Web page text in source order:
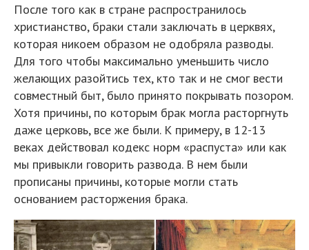
После того как в стране распространилось
христианство, браки стали заключать в церквях,
которая никоем образом не одобряла разводы.
Для того чтобы максимально уменьшить число
желающих разойтись тех, кто так и не смог вести
совместный быт, было принято покрывать позором.
Хотя причины, по которым брак могла расторгнуть
даже церковь, все же были. К примеру, в 12-13
веках действовал кодекс норм «распуста» или как
мы привыкли говорить развода. В нем были
прописаны причины, которые могли стать
основанием расторжения брака.